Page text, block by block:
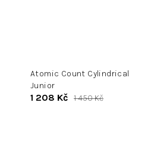
Atomic Count Cylindrical
Junior
1 208 Kč 1 450 Kč